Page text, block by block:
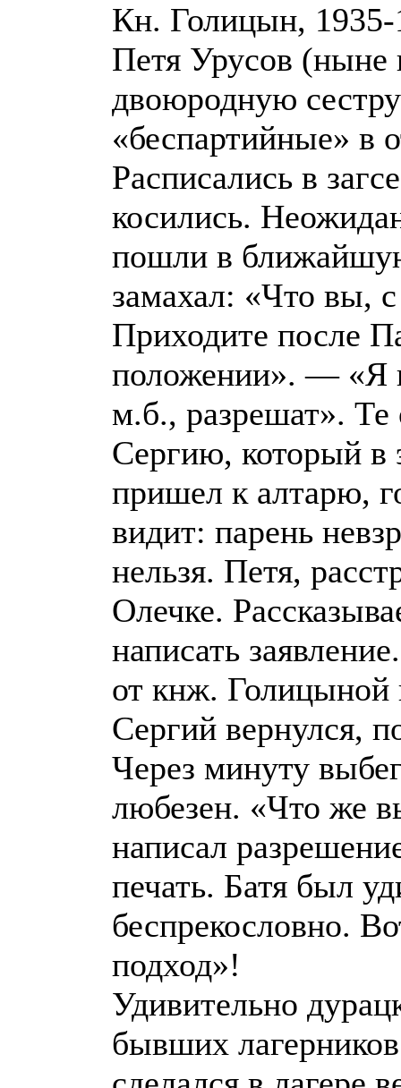
Кн. Голицын, 1935-
Петя Урусов
двоюродную
«беспартийные» в
Расписались в
косились.
пошли в
замахал: «Что вы,
Приходите после
положении». — «Я
м.б., разрешат».
Сергию, который в
пришел к алтарю,
видит: парень
нельзя. Петя,
Олечке.
написать
от кнж. Голицыной
Сергий вернулся,
Через минуту
любезен. «Что же
написал
печать. Батя был
беспрекословно.
подход»!
Удивительно
бывших